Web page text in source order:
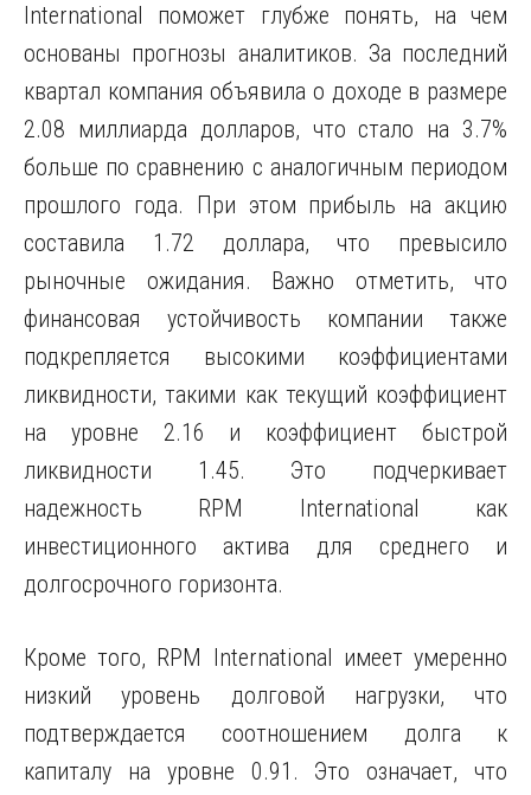
International поможет глубже понять, на чем
основаны прогнозы аналитиков. За последний
квартал компания объявила о доходе в размере
2.08 миллиарда долларов, что стало на 3.7%
больше по сравнению с аналогичным периодом
прошлого года. При этом прибыль на акцию
составила 1.72 доллара, что превысило
рыночные ожидания. Важно отметить, что
финансовая устойчивость компании также
подкрепляется высокими коэффициентами
ликвидности, такими как текущий коэффициент
на уровне 2.16 и коэффициент быстрой
ликвидности 1.45. Это подчеркивает
надежность RPM International как
инвестиционного актива для среднего и
долгосрочного горизонта.
Кроме того, RPM International имеет умеренно
низкий уровень долговой нагрузки, что
подтверждается соотношением долга к
капиталу на уровне 0.91. Это означает, что